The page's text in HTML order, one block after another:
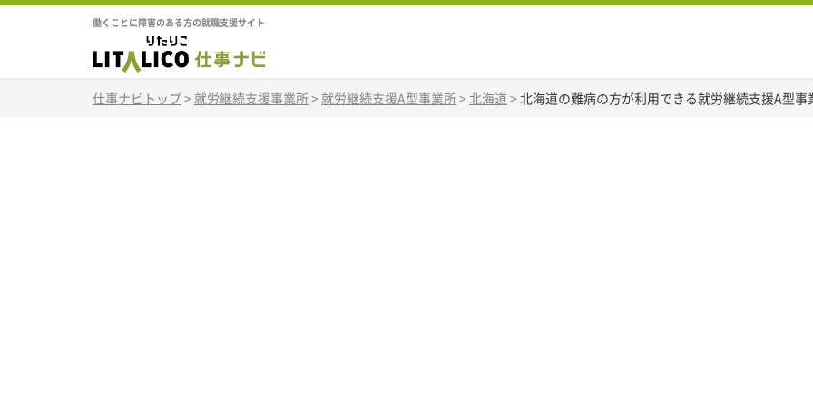
働くことに障害のある方の就職支援サイト
仕事ナビトップ> 就労継続支援事業所> 就労継続支援A型事業所> 北海道 > 北海道の難病の方が利用できる就労継続支援A型事